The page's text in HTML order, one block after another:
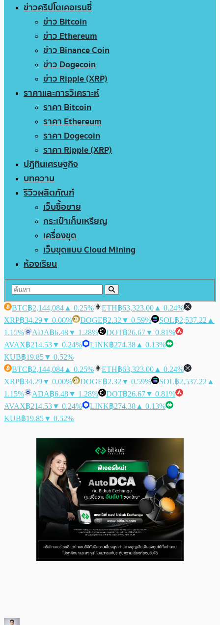
ข่าวคริปโตเคอเรนซี่
ข่าว Bitcoin
ข่าว Ethereum
ข่าว Binance Coin
ข่าว Dogecoin
ข่าว Ripple (XRP)
ราคาและการวิเคราะห์
ราคา Bitcoin
ราคา Ethereum
ราคา Dogecoin
ราคา Ripple (XRP)
ปฏิทินเศรษฐกิจ
บทความ
รีวิวผลิตภัณฑ์
เว็บซื้อขาย
กระเป๋าเก็บเหรียญ
เครื่องขุด
เว็บขุดแบบ Cloud Mining
ห้องเรียน
BTC฿2,144,084 ▲ 0.25% ETH฿63,323.00 ▲ 0.24%
XRP฿34.29▼ 0.00% DOGE฿2.32 ▼ 0.59% SOL฿2,537.22 ▲
1.15%
ADA฿6.48▼ 1.28% DOT฿26.67▼ 0.81%
AVAX฿214.53▼ 0.24% LINK฿274.38 ▲ 0.13%
KUB฿19.85▼ 0.52%
BTC฿2,144,084 ▲ 0.25% ETH฿63,323.00 ▲ 0.24%
XRP฿34.29▼ 0.00% DOGE฿2.32 ▼ 0.59% SOL฿2,537.22 ▲
1.15%
ADA฿6.48▼ 1.28% DOT฿26.67▼ 0.81%
AVAX฿214.53▼ 0.24% LINK฿274.38 ▲ 0.13%
KUB฿19.85▼ 0.52%